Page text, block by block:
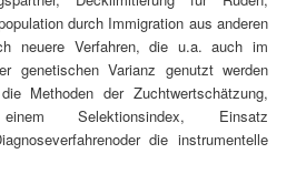
durch Immigration aus anderen
neuere Verfahren, die u.a. auch im
genetischen Varianz genutzt werden
Methoden der Zuchtwertschätzung,
Selektionsindex, Einsatz
die instrumentelle